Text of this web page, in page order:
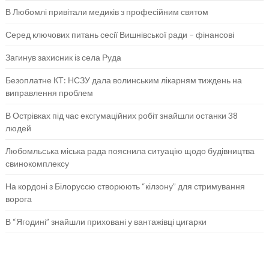
В Любомлі привітали медиків з професійним святом
Серед ключових питань сесії Вишнівської ради – фінансові
Загинув захисник із села Руда
Безоплатне КТ: НСЗУ дала волинським лікарням тиждень на
виправлення проблем
В Острівках під час ексгумаційних робіт знайшли останки 38
людей
Любомльська міська рада пояснила ситуацію щодо будівництва
свинокомплексу
На кордоні з Білоруссю створюють “кілзону” для стримування
ворога
В “Ягодині” знайшли приховані у вантажівці цигарки